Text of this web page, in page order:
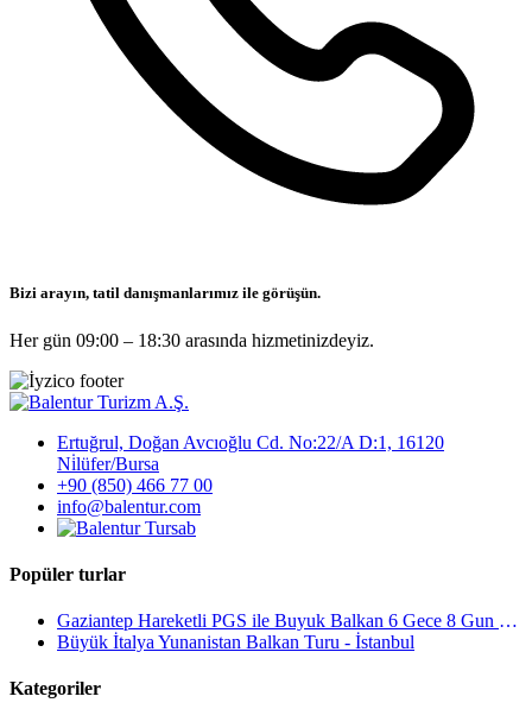
Bizi arayın, tatil danışmanlarımız ile görüşün.
Her gün 09:00 – 18:30 arasında hizmetinizdeyiz.
Ertuğrul, Doğan Avcıoğlu Cd. No:22/A D:1, 16120
Ni̇lüfer/Bursa
+90 (850) 466 77 00
info@balentur.com
Popüler turlar
Gaziantep Hareketli PGS ile Buyuk Balkan 6 Gece 8 Gun Vizesiz SKP-SKP
Büyük İtalya Yunanistan Balkan Turu - İstanbul
Kategoriler